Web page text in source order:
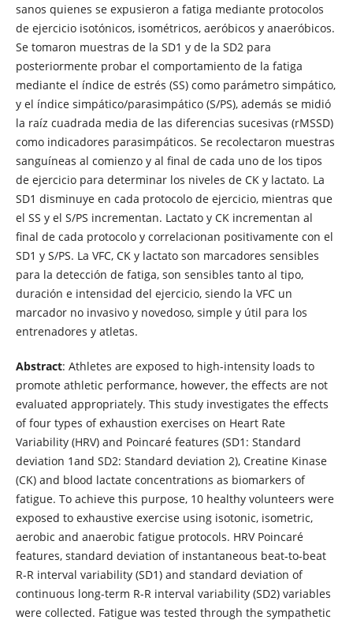
sanos quienes se expusieron a fatiga mediante protocolos
de ejercicio isotónicos, isométricos, aeróbicos y anaeróbicos.
Se tomaron muestras de la SD1 y de la SD2 para
posteriormente probar el comportamiento de la fatiga
mediante el índice de estrés (SS) como parámetro simpático,
y el índice simpático/parasimpático (S/PS), además se midió
la raíz cuadrada media de las diferencias sucesivas (rMSSD)
como indicadores parasimpáticos. Se recolectaron muestras
sanguíneas al comienzo y al final de cada uno de los tipos
de ejercicio para determinar los niveles de CK y lactato. La
SD1 disminuye en cada protocolo de ejercicio, mientras que
el SS y el S/PS incrementan. Lactato y CK incrementan al
final de cada protocolo y correlacionan positivamente con el
SD1 y S/PS. La VFC, CK y lactato son marcadores sensibles
para la detección de fatiga, son sensibles tanto al tipo,
duración e intensidad del ejercicio, siendo la VFC un
marcador no invasivo y novedoso, simple y útil para los
entrenadores y atletas.
Abstract: Athletes are exposed to high-intensity loads to
promote athletic performance, however, the effects are not
evaluated appropriately. This study investigates the effects
of four types of exhaustion exercises on Heart Rate
Variability (HRV) and Poincaré features (SD1: Standard
deviation 1and SD2: Standard deviation 2), Creatine Kinase
(CK) and blood lactate concentrations as biomarkers of
fatigue. To achieve this purpose, 10 healthy volunteers were
exposed to exhaustive exercise using isotonic, isometric,
aerobic and anaerobic fatigue protocols. HRV Poincaré
features, standard deviation of instantaneous beat-to-beat
R-R interval variability (SD1) and standard deviation of
continuous long-term R-R interval variability (SD2) variables
were collected. Fatigue was tested through the sympathetic